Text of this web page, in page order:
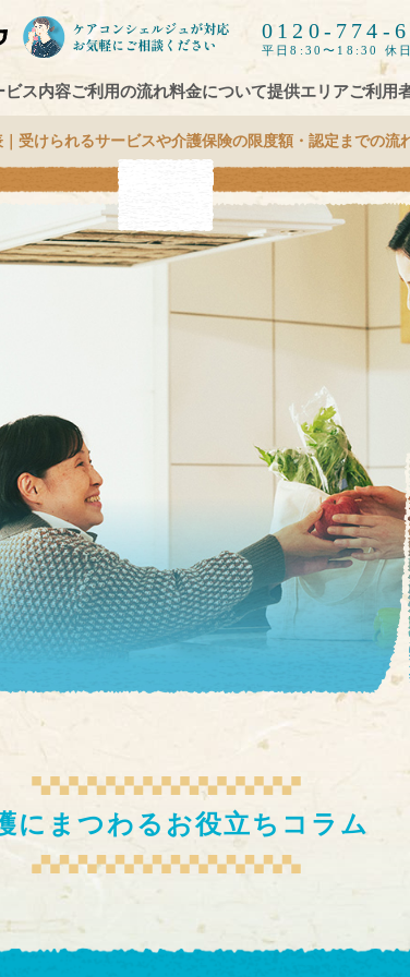
0120-774-
平日8:30〜18:30 休
ビス内容ご利用の流れ料金について提供エリアご利用
受けられるサービスや介護保険の限度額・認定までの流
にまつわるお役立ちコラム